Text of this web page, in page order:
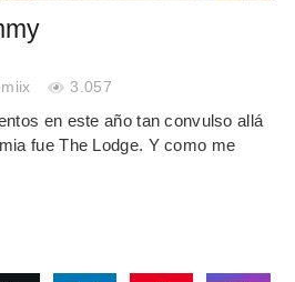
3.057
en este año tan convulso allá
fue The Lodge. Y como me